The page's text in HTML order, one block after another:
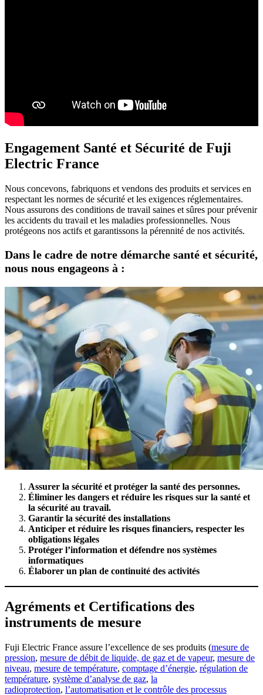
Engagement Santé et Sécurité de Fuji
Electric France
Nous concevons, fabriquons et vendons des produits et services en
respectant les normes de sécurité et les exigences réglementaires.
Nous assurons des conditions de travail saines et sûres pour prévenir
les accidents du travail et les maladies professionnelles. Nous
protégeons nos actifs et garantissons la pérennité de nos activités.
Dans le cadre de notre démarche santé et sécurité,
nous nous engageons à :
Assurer la sécurité et protéger la santé des personnes.
Éliminer les dangers et réduire les risques sur la santé et
la sécurité au travail.
Garantir la sécurité des installations
Anticiper et réduire les risques financiers, respecter les
obligations légales
Protéger l’information et défendre nos systèmes
informatiques
Élaborer un plan de continuité des activités
Agréments et Certifications des
instruments de mesure
Fuji Electric France assure l’excellence de ses produits (mesure de
pression, mesure de débit de liquide, de gaz et de vapeur, mesure de
niveau, mesure de température, comptage d’énergie, régulation de
température, système d’analyse de gaz, la
radioprotection, l’automatisation et le contrôle des processus